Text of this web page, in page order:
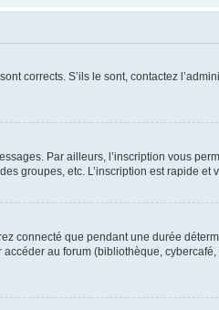
corrects. S’ils le sont, contactez
Par ailleurs, l’inscription vous
groupes, etc. L’inscription est rapide et
connecté que pendant une durée
au forum (bibliothèque,